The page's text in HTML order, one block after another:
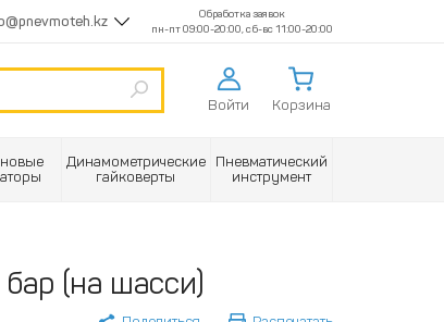
Обработка заявок
пн-пт 09:00-20:00, сб-вс 11:00-20:00
Войти Корзина
Динамометрические
гайковерты
Пневматический
инструмент
(на шасси)